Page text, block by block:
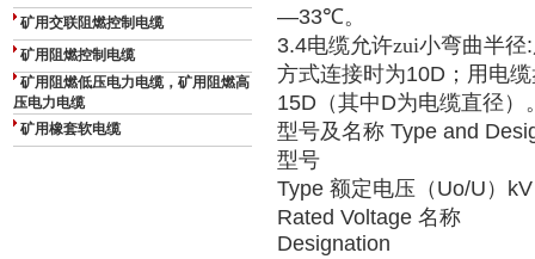
矿用交联阻燃控制电缆
矿用阻燃控制电缆
矿用阻燃低压电力电缆，矿用阻燃高
压电力电缆
矿用橡套软电缆
—33℃。
3.4电缆允许zui小弯曲半径:
方式连接时为10D ；用电
15D （其中D为电缆直径）
型号及名称 Type and
型号
Type 额定电压（ Uo/U ） kV
Rated Voltage 名称
Designation